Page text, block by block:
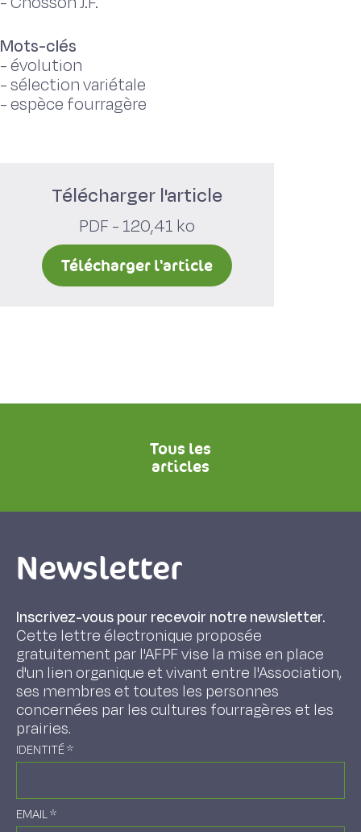
Mots-clés
-évolution
-sélection variétale
-espèce fourragère
Télécharger l'article
PDF - 120,41 ko
Télécharger l'article
Tous les
articles
Newsletter
Inscrivez-vous pour recevoir notre newsletter.
Cette lettre électronique proposée
gratuitement par l'AFPF vise la mise en place
d'un lien organique et vivant entre l'Association,
ses membres et toutes les personnes
concernées par les cultures fourragères et les
prairies.
IDENTITÉ*
EMAIL*